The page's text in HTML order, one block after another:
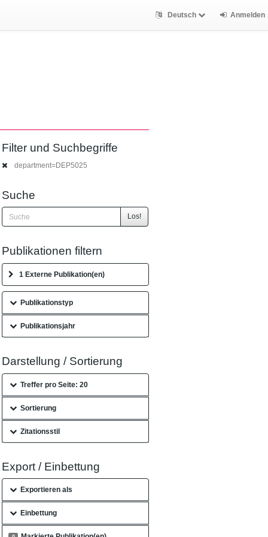
Deutsch Anmelden
Filter und Suchbegriffe
department=DEP5025
Suche
Los!
Publikationen filtern
1 Externe Publikation(en)
Publikationstyp
Publikationsjahr
Darstellung / Sortierung
Treffer pro Seite: 20
Sortierung
Zitationsstil
Export / Einbettung
Exportieren als
Einbettung